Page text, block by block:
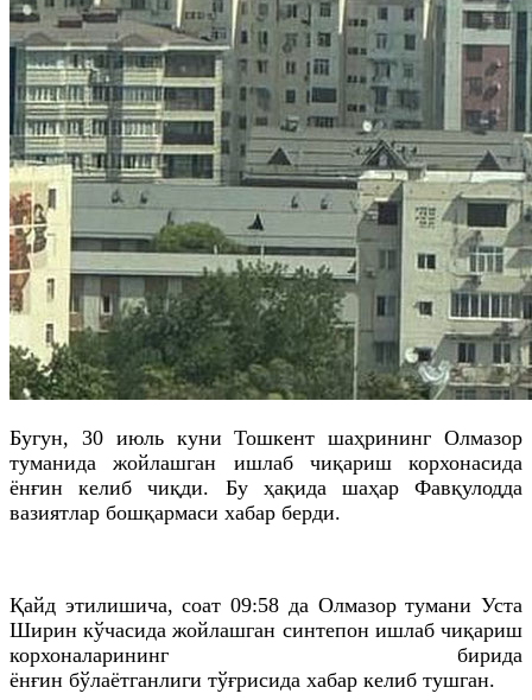
Бугун, 30 июль куни Тошкентшаҳрининг Олмазор
туманида жойлашган ишлаб чиқариш корхонасида
ёнғин келиб чиқди. Бу ҳақида шаҳар Фавқулодда
вазиятлар бошқармаси хабар берди.
Қайд этилишича, соат 09:58 да Олмазор тумани Уста
Ширин кўчасида жойлашган синтепон ишлаб чиқариш
корхоналарининг бирида
ёнғин бўлаётганлиги тўғрисида хабар келиб тушган.